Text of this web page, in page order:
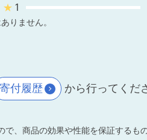
★ 1
りません。
寄付履歴 から行ってくだ
、商品の効果や性能を保証するも